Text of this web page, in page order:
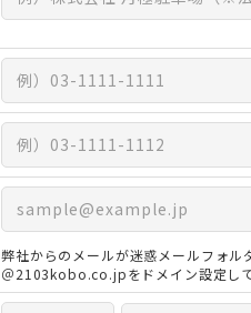
弊社からのメールが迷惑メールフォ
＠2103kobo.co.jpをドメイン設定し